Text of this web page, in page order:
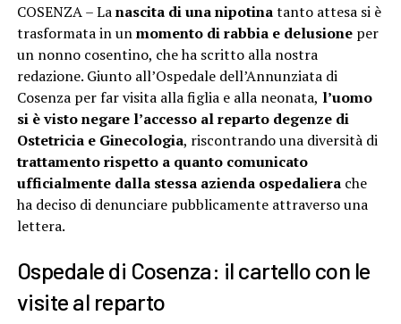
COSENZA – Lanascita di una nipotinatanto attesa si è
trasformata in unmomento di rabbia e delusioneper
un nonno cosentino, che ha scritto alla nostra
redazione. Giunto all’Ospedale dell’Annunziata di
Cosenza per far visita alla figlia e alla neonata, l’uomo
si è visto negare l’accesso al reparto degenze di
Ostetricia e Ginecologia, riscontrando una diversità di
trattamento rispetto a quanto comunicato
ufficialmente dalla stessa azienda ospedalierache
ha deciso di denunciare pubblicamente attraverso una
lettera.
Ospedale di Cosenza: il cartello con le
visite al reparto